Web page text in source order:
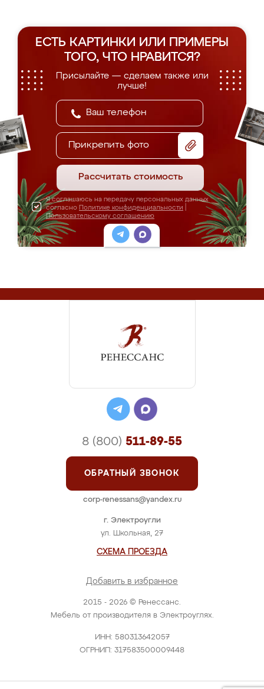
ЕСТЬ КАРТИНКИ ИЛИ ПРИМЕРЫ
ТОГО, ЧТО НРАВИТСЯ?
Присылайте — сделаем также или
лучше!
Прикрепить фото
Рассчитать стоимость
Я соглашаюсь на передачу персональных данных
согласно Политике конфиденциальности
Пользовательскому соглашению
2015 - 2026 © Ренессанс.
Мебель от производителя в Электроуглях.
ИНН: 580313642057
ОГРНИП: 317583500009448
г. Электроугли
ул. Школьная, 27
СХЕМА ПРОЕЗДА
Добавить в избранное
8 (800) 511-89-55
ОБРАТНЫЙ ЗВОНОК
corp-renessans@yandex.ru